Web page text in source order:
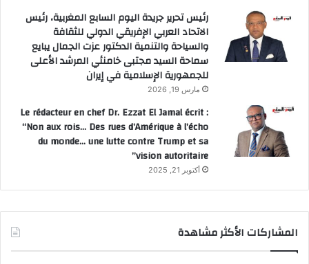
رئيس تحرير جريدة اليوم السابع المغربية، رئيس
الاتحاد العربي الإفريقي الدولي للثقافة
والسياحة والتنمية الدكتور عزت الجمال يبايع
سماحة السيد مجتبى خامنئي المرشد الأعلى
للجمهورية الإسلامية في إيران
مارس 19, 2026
Le rédacteur en chef Dr. Ezzat El Jamal écrit :
“Non aux rois… Des rues d’Amérique à l’écho
du monde… une lutte contre Trump et sa
vision autoritaire”
أكتوبر 21, 2025
المشاركات الأكثر مشاهدة